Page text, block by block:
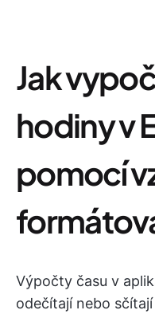
Jak
hodiny v
pomocí
Výpočty času v
odečítají nebo